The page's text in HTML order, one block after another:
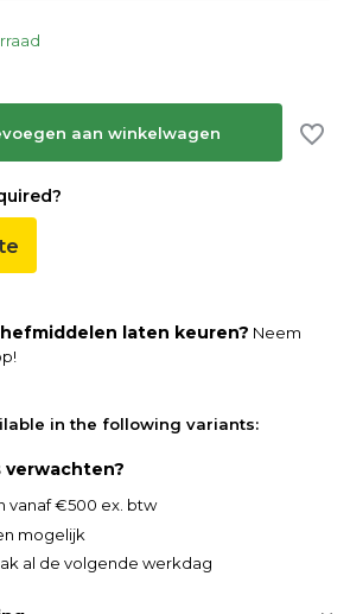
aan winkelwagen
laten keuren? Neem
in the following variants:
verwachten?
vanaf €500 ex. btw
mogelijk
al de volgende werkdag